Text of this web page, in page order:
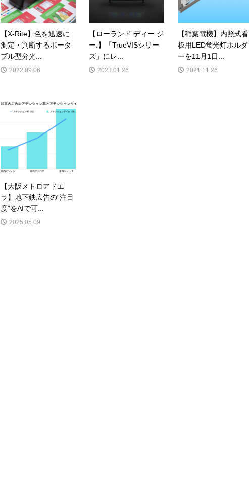
【X-Rite】色を迅速に
測定・判断するポータ
ブル型分光...
2022.09.06
【ローランド ディー.ジ
ー.】「TrueVISシリー
ズ」にレ...
2023.01.26
【稲葉電機】内照式看
板用LED蛍光灯ホルダ
ーを11月1日...
2021.11.26
【大阪メトロアドエ
ラ】地下鉄広告の“注目
度”をAIで可...
2025.05.09